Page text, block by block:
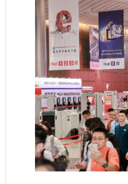
富捷电子国产化贴片电阻
一图看懂海目星2023年半
引领行业新发展！海目星成
开放合作 共向未来 2023石
降本增效成半导体穿越周
库卡与忠实客户六协携手走
8-9月展会预告 | 汇聚前沿，
喜讯 | 海目星顺利通过
行业周期始末，2023年慕
投资马来西亚篇：主要税种
“机器人+”驭领未来 — 新松
威图手机售后维修服务-
太平洋电信：首家全网